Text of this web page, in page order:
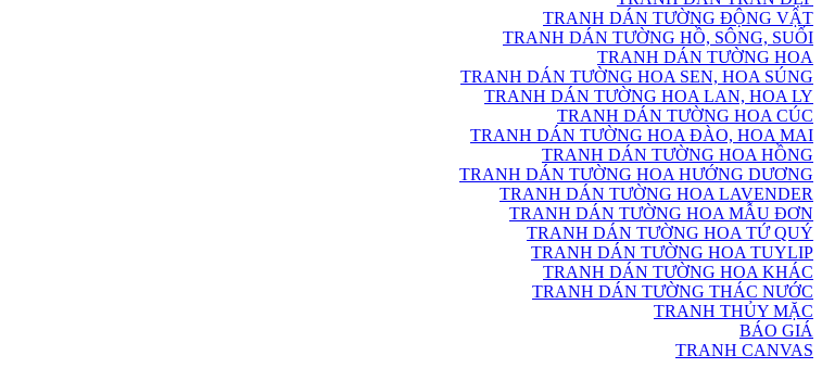
TRANH DÁN TƯỜNG ĐỘNG VẬT
TRANH DÁN TƯỜNG HỒ, SÔNG, SUỐI
TRANH DÁN TƯỜNG HOA
TRANH DÁN TƯỜNG HOA SEN, HOA SÚNG
TRANH DÁN TƯỜNG HOA LAN, HOA LY
TRANH DÁN TƯỜNG HOA CÚC
TRANH DÁN TƯỜNG HOA ĐÀO, HOA MAI
TRANH DÁN TƯỜNG HOA HỒNG
TRANH DÁN TƯỜNG HOA HƯỚNG DƯƠNG
TRANH DÁN TƯỜNG HOA LAVENDER
TRANH DÁN TƯỜNG HOA MẪU ĐƠN
TRANH DÁN TƯỜNG HOA TỨ QUÝ
TRANH DÁN TƯỜNG HOA TUYLIP
TRANH DÁN TƯỜNG HOA KHÁC
TRANH DÁN TƯỜNG THÁC NƯỚC
TRANH THỦY MẶC
BÁO GIÁ
TRANH CANVAS